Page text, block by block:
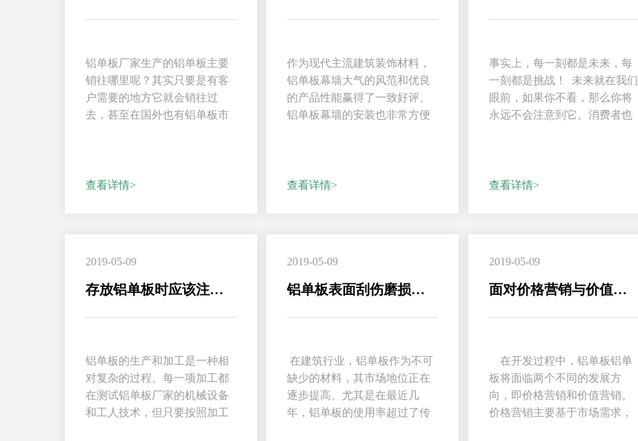
铝单板厂家生产的铝单板主要
销往哪里呢？其实只要是有客
户需要的地方它就会销往过
去，甚至在国外也有铝单板市
查看详情>
作为现代主流建筑装饰材料，
铝单板幕墙大气的风范和优良
的产品性能赢得了一致好评。
铝单板幕墙的安装也非常方便
查看详情>
事实上，每一刻都是未来，每
一刻都是挑战！ 未来就在我们
眼前，如果你不看，那么你将
永远不会注意到它。消费者也
查看详情>
2019-05-09
存放铝单板时应该注意的问题
铝单板的生产和加工是一种相
对复杂的过程。每一项加工都
在测试铝单板厂家的机械设备
和工人技术，但只要按照加工
2019-05-09
铝单板表面刮伤磨损的处理
在建筑行业，铝单板作为不可
缺少的材料，其市场地位正在
逐步提高。尤其是在最近几
年，铝单板的使用率超过了传
2019-05-09
面对价格营销与价值营销铝单板厂家该如何选择？
在开发过程中，铝单板铝单
板将面临两个不同的发展方
向，即价格营销和价值营销。
价格营销主要基于市场需求，